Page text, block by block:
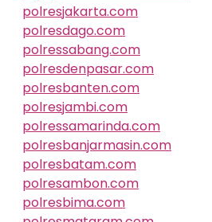
polresjakarta.com
polresdago.com
polressabang.com
polresdenpasar.com
polresbanten.com
polresjambi.com
polressamarinda.com
polresbanjarmasin.com
polresbatam.com
polresambon.com
polresbima.com